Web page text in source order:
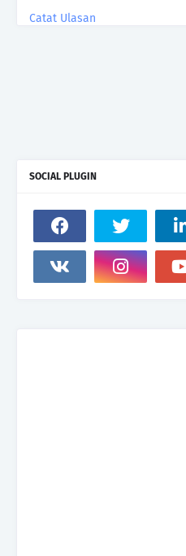
Catat Ulasan
SOCIAL PLUGIN